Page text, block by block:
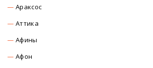
Араксос
Аттика
Афины
Афон